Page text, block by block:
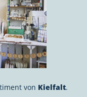
von Kielfalt.